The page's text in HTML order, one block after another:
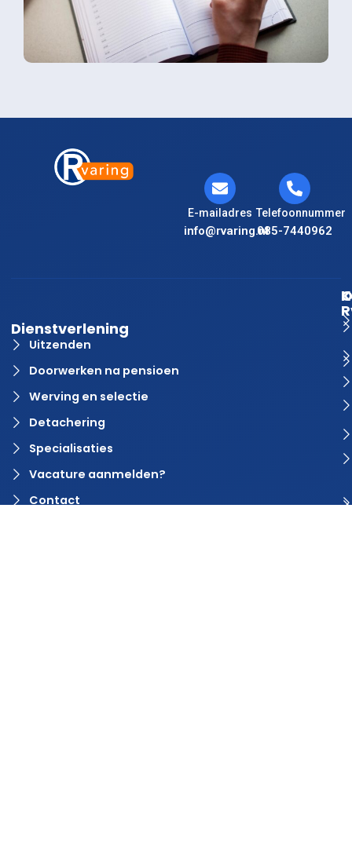
E-mailadres
info@rvaring.nl
Telefoonnummer
085-7440962
Dienstverlening
Uitzenden
Doorwerken na pensioen
Werving en selectie
Detachering
Specialisaties
Vacature aanmelden?
Contact